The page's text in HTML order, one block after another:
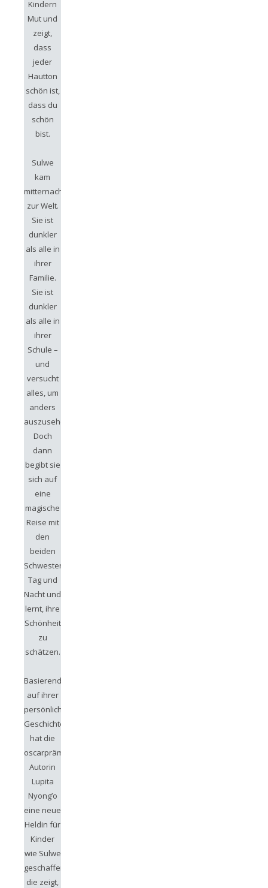
Kindern
Mut und
zeigt,
dass
jeder
Hautton
schön ist,
dass du
schön
bist.
Sulwe
kam
mitternachtsfarben
zur Welt.
Sie ist
dunkler
als alle in
ihrer
Familie.
Sie ist
dunkler
als alle in
ihrer
Schule –
und
versucht
alles, um
anders
auszusehen.
Doch
dann
begibt sie
sich auf
eine
magische
Reise mit
den
beiden
Schwestern
Tag und
Nacht und
lernt, ihre
Schönheit
zu
schätzen.
Basierend
auf ihrer
persönlichen
Geschichte
hat die
oscarprämierte
Autorin
Lupita
Nyong’o
eine neue
Heldin für
Kinder
wie Sulwe
geschaffen,
die zeigt,